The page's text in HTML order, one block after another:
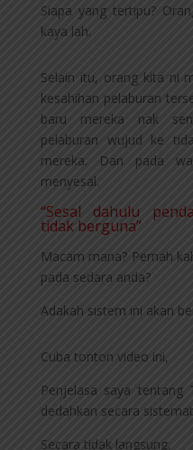
Siapa yang tertipu?
kaya lah.
Selain itu, orang kita ni
kesahihan pelaburan
baru mereka nak
pelaburan wujud ke
mereka. Dan pada
menyesal.
“Sesal dahulu
tidak berguna”
Macam mana? Pernah
pada sedara anda?
Adakah sistem ini akan
Cuba tonton video ini,
Penjelasa saya tentang
dedahkan secara
Secara tidak langsung,